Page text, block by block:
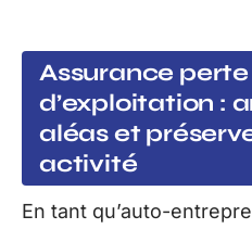
Assurance perte
d’exploitation :
aléas et
activité
En tant qu’auto-